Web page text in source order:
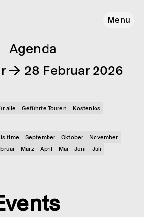
Menu
Agenda
→ 28 Februar 2026
alle Geführte Touren
Kostenlos
time September Oktober
November
März April Mai Juni Juli